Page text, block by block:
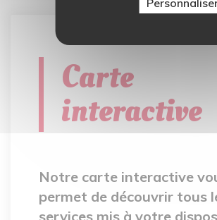
Carte
interactive
Notre carte interactive
permet de découvrir tous
services mis à votre